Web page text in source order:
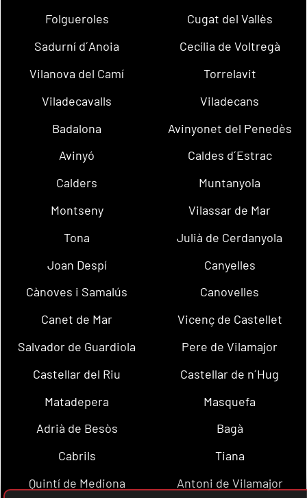
Folgueroles
Cugat del Vallès
Sadurní d´Anoia
Cecília de Voltregà
Vilanova del Camí
Torrelavit
Viladecavalls
Viladecans
Badalona
Avinyonet del Penedès
Avinyó
Caldes d´Estrac
Calders
Muntanyola
Montseny
Vilassar de Mar
Tona
Julià de Cerdanyola
Joan Despí
Canyelles
Cànoves i Samalús
Canovelles
Canet de Mar
Vicenç de Castellet
Salvador de Guardiola
Pere de Vilamajor
Castellar del Riu
Castellar de n´Hug
Matadepera
Masquefa
Adrià de Besòs
Bagà
Cabrils
Tiana
Quintí de Mediona
Antoni de Vilamajor